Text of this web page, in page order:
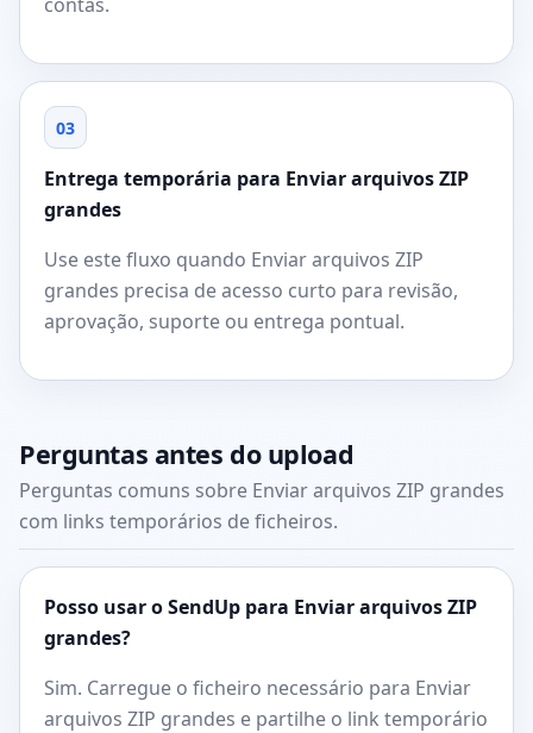
03
Entrega temporária para Enviar arquivos ZIP
grandes
Use este fluxo quando Enviar arquivos ZIP
grandes precisa de acesso curto para revisão,
aprovação, suporte ou entrega pontual.
Perguntas antes do upload
Perguntas comuns sobre Enviar arquivos ZIP grandes
com links temporários de ficheiros.
Posso usar o SendUp para Enviar arquivos ZIP
grandes?
Sim. Carregue o ficheiro necessário para Enviar
arquivos ZIP grandes e partilhe o link temporário